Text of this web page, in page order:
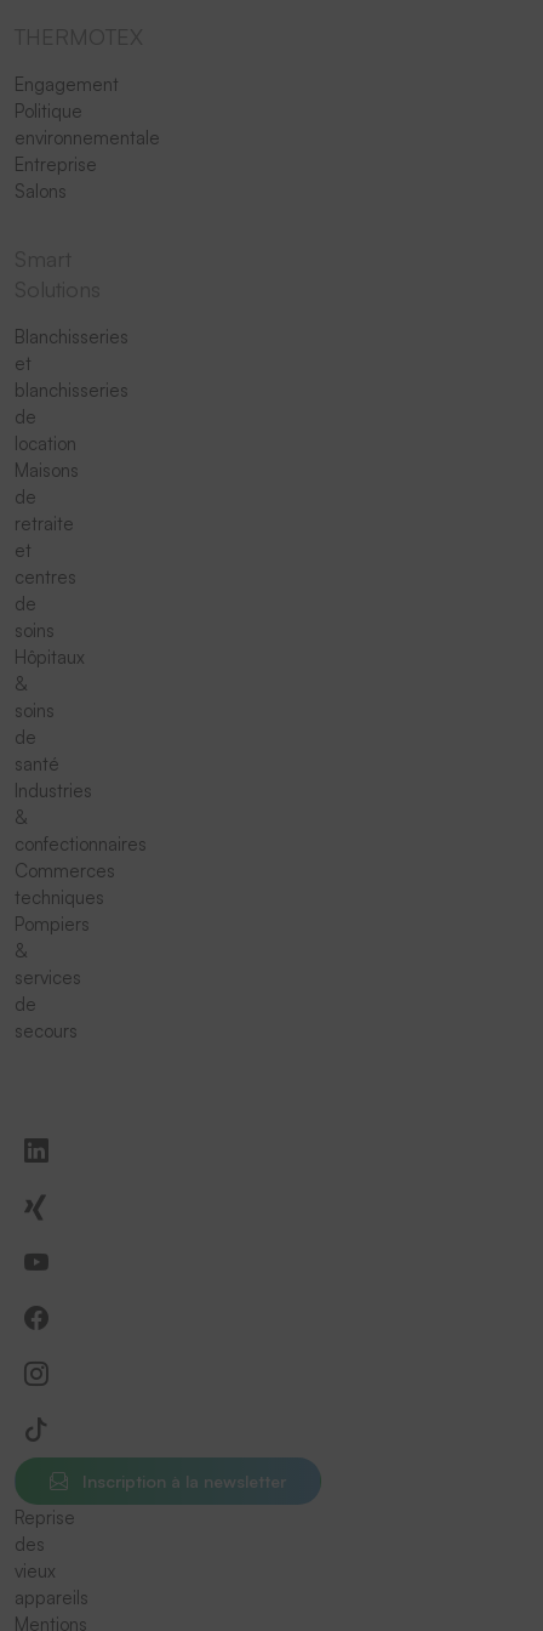
Engagement
Politique
environnementale
Entreprise
Salons
Blanchisseries
et
blanchisseries
de
location
Maisons
de
retraite
et
centres
de
soins
Hôpitaux
&
soins
de
santé
Industries
&
confectionnaires
Commerces
techniques
Pompiers
&
services
de
secours
Inscription à la newsletter
Reprise
des
vieux
appareils
Mentions